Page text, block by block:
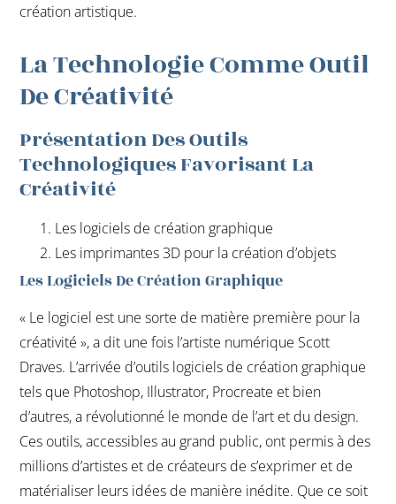
création artistique.
La Technologie Comme Outil
De Créativité
Présentation Des Outils
Technologiques Favorisant La
Créativité
Les logiciels de création graphique
Les imprimantes 3D pour la création d’objets
Les Logiciels De Création Graphique
« Le logiciel est une sorte de matière première pour la
créativité », a dit une fois l’artiste numérique Scott
Draves. L’arrivée d’outils logiciels de création graphique
tels que Photoshop, Illustrator, Procreate et bien
d’autres, a révolutionné le monde de l’art et du design.
Ces outils, accessibles au grand public, ont permis à des
millions d’artistes et de créateurs de s’exprimer et de
matérialiser leurs idées de manière inédite. Que ce soit